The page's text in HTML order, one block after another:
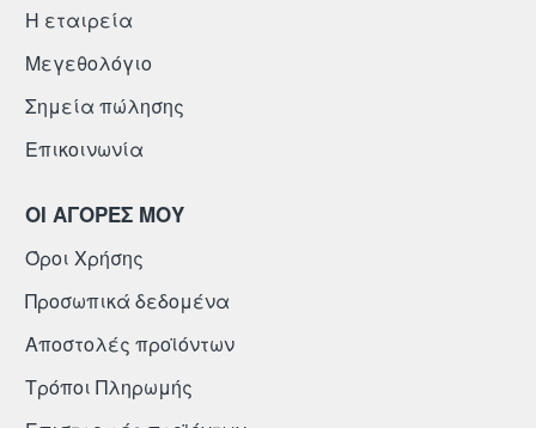
Η εταιρεία
Μεγεθολόγιο
Σημεία πώλησης
Επικοινωνία
ΟΙ ΑΓΟΡΕΣ ΜΟΥ
Όροι Χρήσης
Προσωπικά δεδομένα
Αποστολές προϊόντων
Τρόποι Πληρωμής